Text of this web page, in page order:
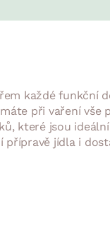
Zobrazit vše
každé funkční
při vaření vše
které jsou
jídla i